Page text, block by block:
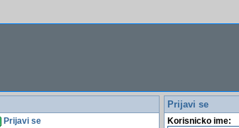
Prijavi se
Prijavi se
Korisnicko ime: